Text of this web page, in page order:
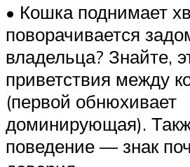
• Кошка поднимает
поворачивается
владельца? Знайте,
приветствия между
(первой обнюхивает
доминирующая).
поведение — знак